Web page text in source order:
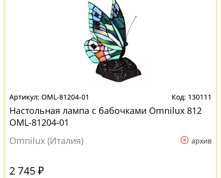
OML-81204-01 130111
Настольная лампа с бабочками Omnilux 812
OML-81204-01
Omnilux (Италия)
архив
2 745 ₽